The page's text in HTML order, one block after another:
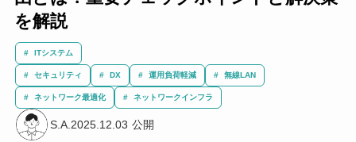
を解説
ITシステム
セキュリティ DX 運用負荷軽減 無線LAN
ネットワーク最適化 ネットワークインフラ
S.A. 2025.12.03